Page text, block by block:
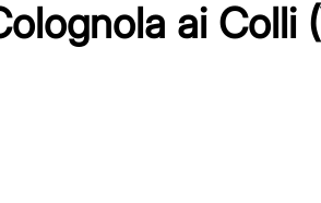
ai Colli